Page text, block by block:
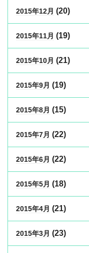
2015年12月 (20)
2015年11月 (19)
2015年10月 (21)
2015年9月 (19)
2015年8月 (15)
2015年7月 (22)
2015年6月 (22)
2015年5月 (18)
2015年4月 (21)
2015年3月 (23)